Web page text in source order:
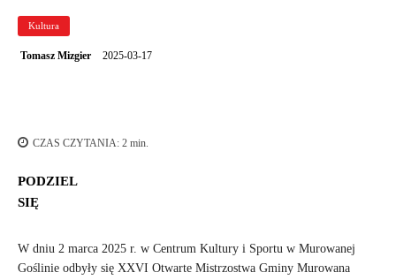
Kultura
Tomasz Mizgier 2025-03-17
CZAS CZYTANIA: 2 min.
PODZIEL
SIĘ
W dniu 2 marca 2025 r. w Centrum Kultury i Sportu w Murowanej
Goślinie odbyły się XXVI Otwarte Mistrzostwa Gminy Murowana